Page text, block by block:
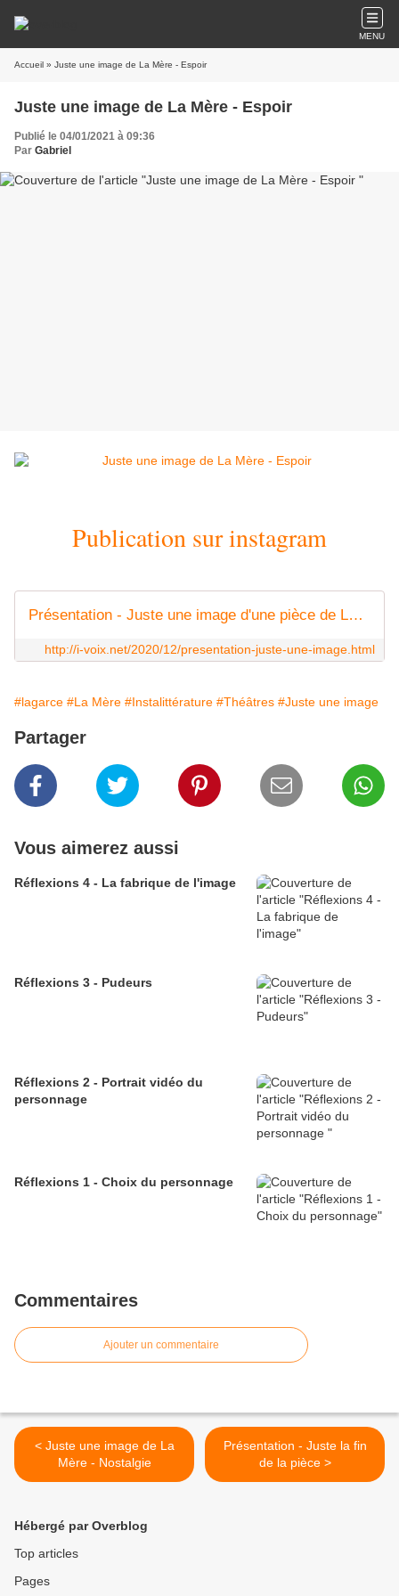
MENU
Accueil » Juste une image de La Mère - Espoir
Juste une image de La Mère - Espoir
Publié le 04/01/2021 à 09:36
Par Gabriel
Publication sur instagram
Présentation - Juste une image d'une pièce de Lagarce - i-voix
http://i-voix.net/2020/12/presentation-juste-une-image.html
#lagarce #La Mère #Instalittérature #Théâtres #Juste une image
Partager
Vous aimerez aussi
Réflexions 4 - La fabrique de l'image
Réflexions 3 - Pudeurs
Réflexions 2 - Portrait vidéo du
personnage
Réflexions 1 - Choix du personnage
Commentaires
Ajouter un commentaire
< Juste une image de La
Mère - Nostalgie
Présentation - Juste la fin
de la pièce >
Hébergé par Overblog
Top articles
Pages